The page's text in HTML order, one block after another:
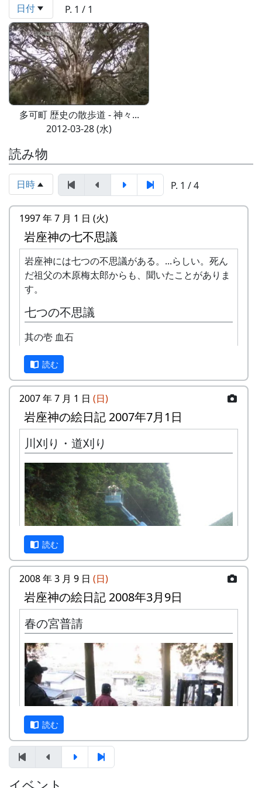
日付 P. 1 / 1
多可町 歴史の散歩道 - 神々...
2012-03-28 (水)
読み物
日時 P. 1 / 4
1997 年 7 月 1 日 (火)
岩座神の七不思議
岩座神には七つの不思議がある。...らしい。死ん
だ祖父の木原梅太郎からも、聞いたことがありま
す。
七つの不思議
其の壱 血石
岩座神入口の道の西側、渓流に臨んで、上面が平
らで赤みを帯びた巨石があり、血石と呼ばれてい
る。
その昔、岩座神の神光寺が隆盛をきわめていたこ
ろ、加古川流域の人々は死者が出ると、はるか南
方から遺体を運んでこの寺に葬った。その際、死
人はみな一度この石の上に置いたところから、血
読む
2007 年 7 月 1 日 (日)
岩座神の絵日記 2007年7月1日
川刈り・道刈り
正確に言うと「川(岸の草)刈り」、「道(端の草)刈
り」だ。川や道そのものを刈る訳ではない。
毎年、この時季に行なうのだが、朝早くから夕方
まで、結構きつい労働だ。
写真は、岩座神の入り口、七不思議の「血石」が
あるあたり。新兵器(「高所作業車」とか呼ぶの
かな)を使って、崖の草を刈っている。
読む
2008 年 3 月 9 日 (日)
岩座神の絵日記 2008年3月9日
春の宮普請
読む